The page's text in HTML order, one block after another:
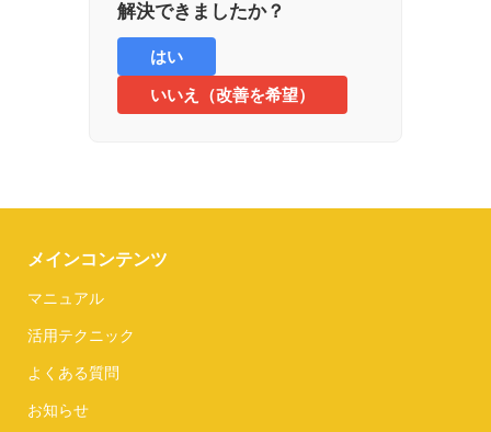
解決できましたか？
はい
いいえ（改善を希望）
メインコンテンツ
マニュアル
活用テクニック
よくある質問
お知らせ